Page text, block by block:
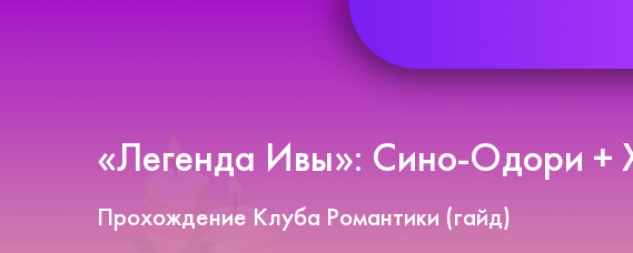
«Легенда Ивы»: Сино-Одори +
Прохождение Клуба Романтики (гайд)